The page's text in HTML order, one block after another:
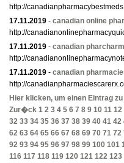
http://
17.11.2019 - canadian online
http://
17.11.2019 - canadian
http://
17.11.2019 - canadian
http://
Hier klicken, um einen Eintrag
Zur�ck 1 2 3 4 5 6 7 8 9 10 11 12
32 33 34 35 36 37 38 39 40 41 42
62 63 64 65 66 67 68 69 70 71 72
92 93 94 95 96 97 98 99 100 101
116 117 118 119 120 121 122 123